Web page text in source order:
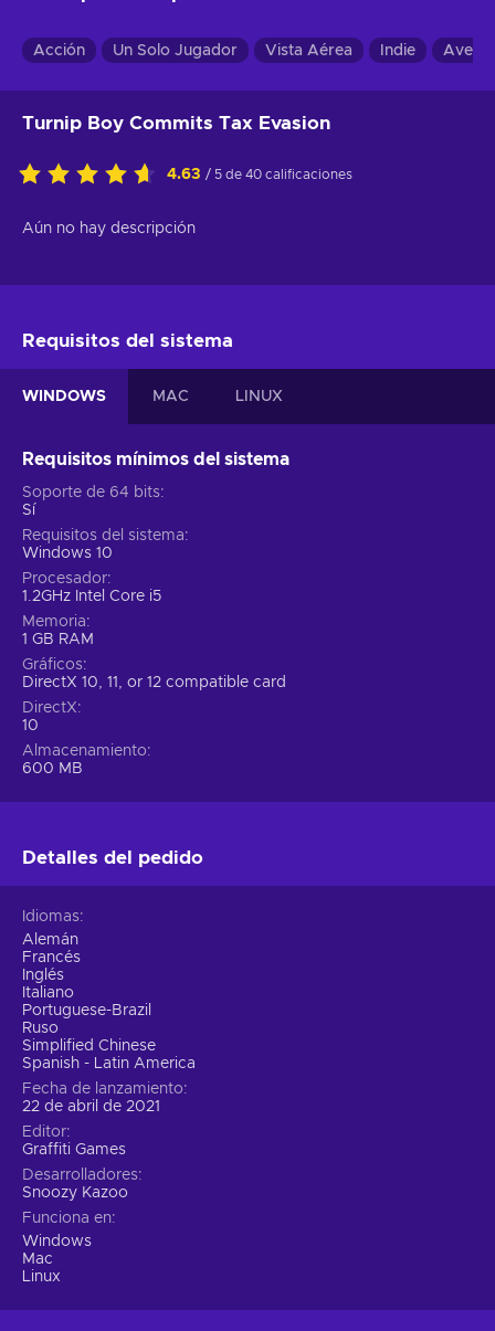
Acción Un Solo Jugador Vista Aérea Indie
Turnip Boy Commits Tax Evasion
4.63 / 5 de 40 calificaciones
Aún no hay descripción
Requisitos del sistema
WINDOWS MAC LINUX
Requisitos mínimos del sistema
Soporte de 64 bits
Sí
Requisitos del sistema
Windows 10
Procesador
1.2GHz Intel Core i5
Memoria
1 GB RAM
Gráficos
DirectX 10, 11, or 12 compatible card
DirectX
10
Almacenamiento
600 MB
Detalles del pedido
Idiomas
Alemán
Francés
Inglés
Italiano
Portuguese-Brazil
Ruso
Simplified Chinese
Spanish - Latin America
Fecha de lanzamiento
22 de abril de 2021
Editor
Graffiti Games
Desarrolladores
Snoozy Kazoo
Funciona en
Windows
Mac
Linux